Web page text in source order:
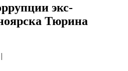
экс-
Тюрина
|